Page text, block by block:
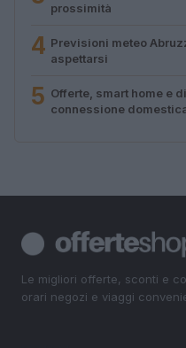
prossimità
4 Previsioni meteo
aspettarsi
5 Offerte, smart home e
connessione
Le migliori offerte, sconti e
orari negozi e viaggi